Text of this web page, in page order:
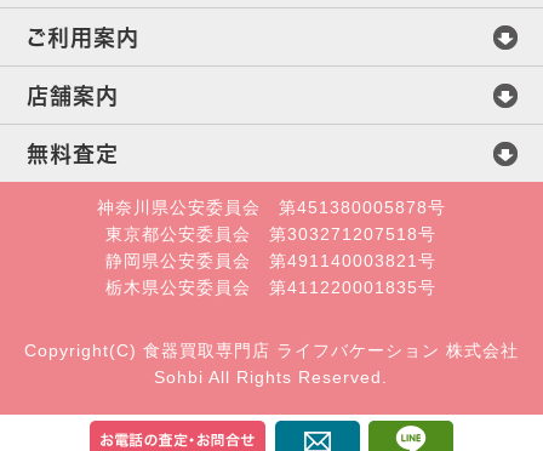
マイセン
ヘレンド
ウェッジウッド
ミントン
ロイヤルコペンハーゲン
ロイヤルクラウンダービー
ロイヤルウースター
ご利用案内
査定方法
買取方法
店頭買取
宅配・郵送買取
高く売るコツ
店舗案内
会社概要
店舗案内
無料査定
直接メール査定
オンライン査定
神奈川県公安委員会 第451380005878号
東京都公安委員会 第303271207518号
静岡県公安委員会 第491140003821号
栃木県公安委員会 第411220001835号
Copyright(C) 食器買取専門店 ライフバケーション 株式会社
Sohbi All Rights Reserved.